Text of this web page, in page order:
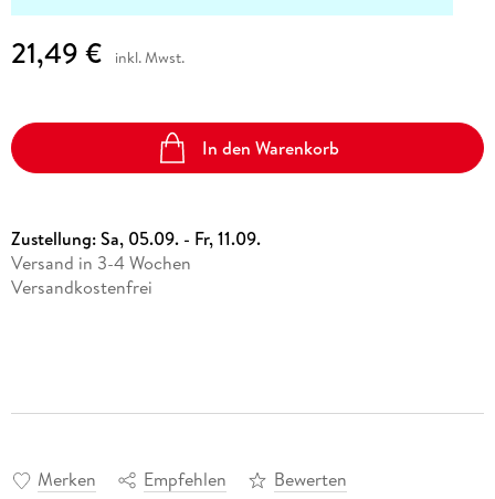
21,49 € inkl. Mwst.
In den Warenkorb
Zustellung:Sa, 05.09. - Fr, 11.09.
Versand in 3-4 Wochen
Versandkostenfrei
Merken Empfehlen Bewerten